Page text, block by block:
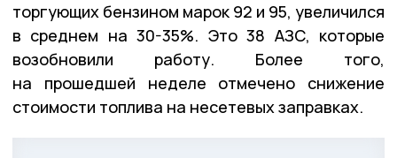
торгующих бензином марок 92 и 95, увеличился
в среднем на 30-35%. Это 38 АЗС, которые
возобновили работу. Более того,
на прошедшей неделе отмечено снижение
стоимости топлива на несетевых заправках.